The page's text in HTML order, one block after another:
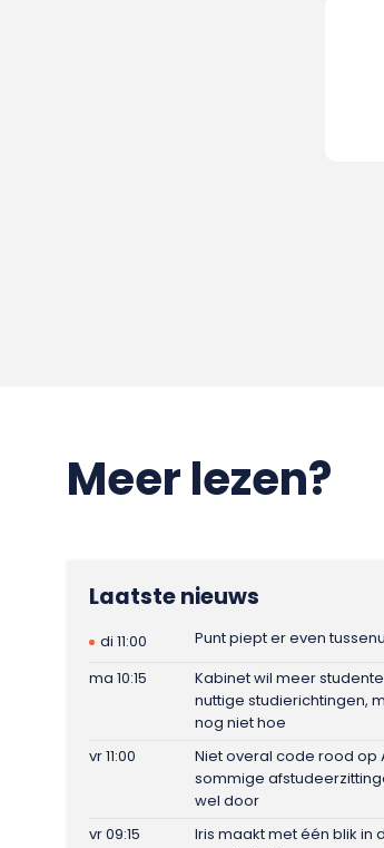
Meer lezen?
Laatste nieuws
di 11:00
Punt piept er even
ma 10:15
Kabinet wil meer
nuttige studierichtingen,
nog niet hoe
vr 11:00
Niet overal code rood op
sommige
wel door
vr 09:15
Iris maakt met één blik in